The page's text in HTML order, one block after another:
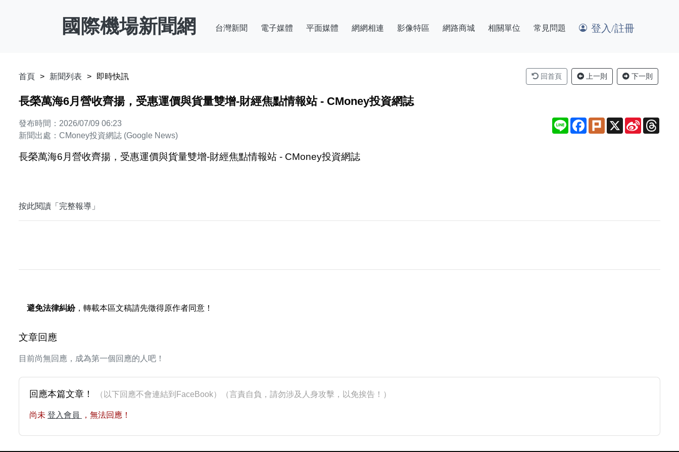
國際機場新聞網 台灣新聞 電子媒體 平面媒體 網網相連 影像特區 網路商城 相關單位 常見問題 登入/註冊
首頁 新聞列表 即時快訊 回首頁 上一則 下一則
長榮萬海6月營收齊揚，受惠運價與貨量雙增-財經焦點情報站 - CMoney投資網誌
發布時間：2026/07/09 06:23
新聞出處：CMoney投資網誌 (Google News)
Line Facebook
Plurk X
Sina
Weibo
長榮萬海6月營收齊揚，受惠運價與貨量雙增-財經焦點情報站 - CMoney投資網誌
按此閱讀「完整報導」
避免法律糾紛，轉載本區文稿請先徵得原作者同意！
文章回應
目前尚無回應，成為第一個回應的人吧！
回應本篇文章！ （以下回應不會連結到FaceBook）（言責自負，請勿涉及人身攻擊，以免挨告！）
尚未 登入會員 ，無法回應！